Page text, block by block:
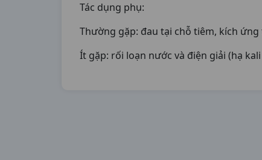
Tác dụng phụ:
Thường gặp: đau tại chỗ tiêm, kích
Ít gặp: rối loạn nước và điện giải (hạ